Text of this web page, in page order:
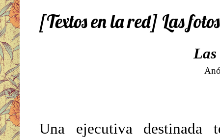
[Textos en la red] Las fotos
Las
Una ejecutiva destinada